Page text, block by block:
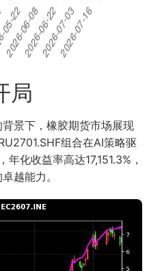
局
景下，橡胶期货市场展现
组合在AI策略驱
化收益率高达17,151.3%，
越能力。